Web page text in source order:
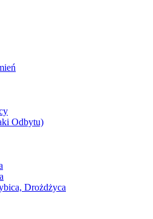
Odbytu)
Drożdżyca